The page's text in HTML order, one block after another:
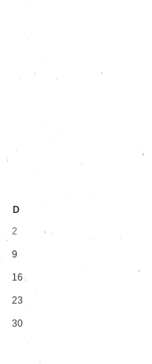
D
2
9
16
23
30